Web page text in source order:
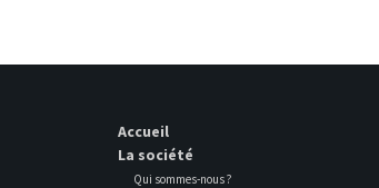
Accueil
La société
Qui sommes-nous ?